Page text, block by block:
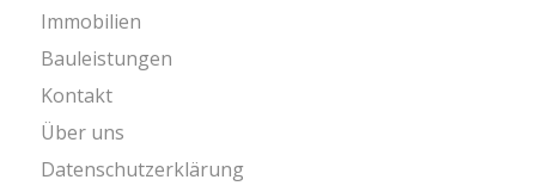
Immobilien
Bauleistungen
Kontakt
Über uns
Datenschutzerklärung